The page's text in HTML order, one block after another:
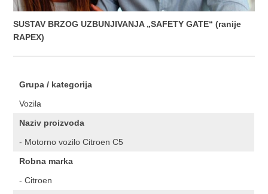
SUSTAV BRZOG UZBUNJIVANJA „SAFETY GATE“ (ranije
RAPEX)
Grupa / kategorija
Vozila
Naziv proizvoda
- Motorno vozilo Citroen C5
Robna marka
- Citroen